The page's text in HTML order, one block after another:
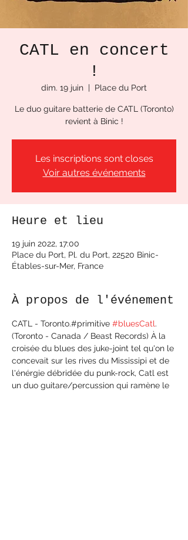
CATL en concert
!
dim. 19 juin
  |
Place du Port
Le duo guitare batterie de CATL (Toronto)
revient à Binic !
Les inscriptions sont closes
Voir autres événements
Heure et lieu
19 juin 2022, 17:00
Place du Port, Pl. du Port, 22520 Binic-
Étables-sur-Mer, France
À propos de l'événement
CATL - Toronto.#primitive #bluesCatl.
(Toronto - Canada / Beast Records) À la
croisée du blues des juke-joint tel qu'on le
concevait sur les rives du Mississipi et de
l'énérgie débridée du punk-rock, Catl est
un duo guitare/percussion qui ramène le